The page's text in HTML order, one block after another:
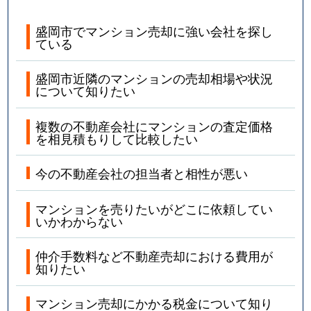
盛岡市でマンション売却に強い会社を探し
ている
盛岡市近隣のマンションの売却相場や状況
について知りたい
複数の不動産会社にマンションの査定価格
を相見積もりして比較したい
今の不動産会社の担当者と相性が悪い
マンションを売りたいがどこに依頼してい
いかわからない
仲介手数料など不動産売却における費用が
知りたい
マンション売却にかかる税金について知り